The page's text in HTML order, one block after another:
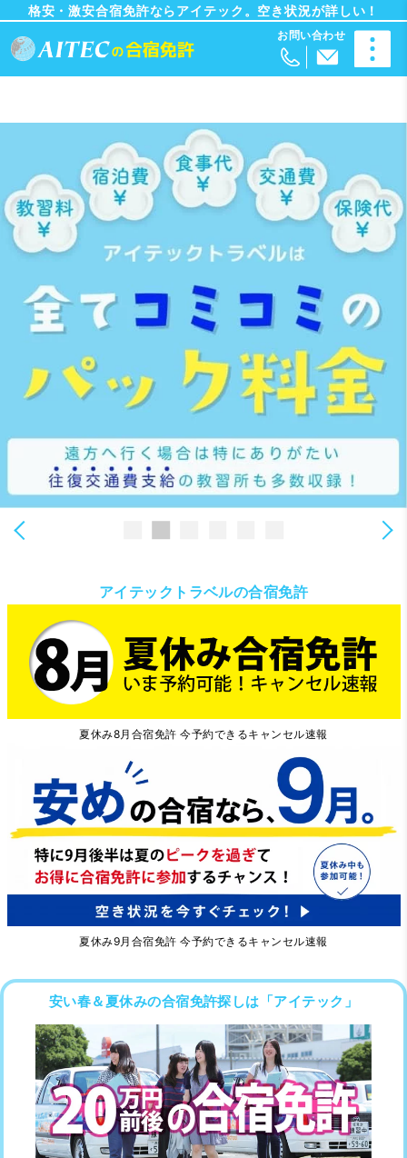
格安・激安合宿免許ならアイテック。空き状況が詳しい！
アイテックトラベルの合宿免許
夏休み8月合宿免許 今予約できるキャンセル速報
夏休み9月合宿免許 今予約できるキャンセル速報
安い春＆夏休みの合宿免許探しは「アイテック」